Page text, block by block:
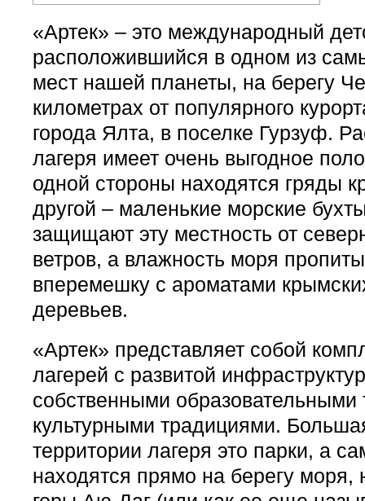
«Артек» – это международный
расположившийся в одном из
мест нашей планеты, на берегу
километрах от популярного
города Ялта, в поселке Гурзуф.
лагеря имеет очень выгодное
одной стороны находятся гряды
другой – маленькие морские
защищают эту местность от
ветров, а влажность моря
вперемешку с ароматами
деревьев.
«Артек» представляет собой
лагерей с развитой
собственными образовательными
культурными традициями.
территории лагеря это парки, а
находятся прямо на берегу моря,